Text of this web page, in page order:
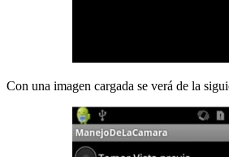
Con una imagen cargada se verá de la